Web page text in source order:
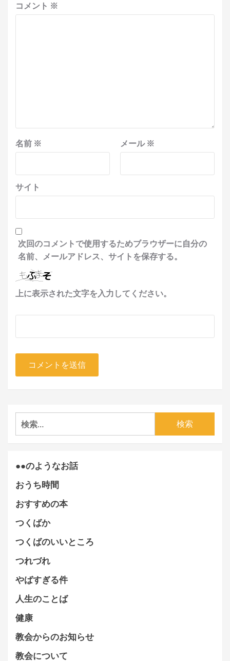
コメント ※
名前 ※ メール ※
サイト
次回のコメントで使用するためブラウザーに自分の
名前、メールアドレス、サイトを保存する。
上に表示された文字を入力してください。
検
索:
●●のようなお話
おうち時間
おすすめの本
つくばか
つくばのいいところ
つれづれ
やばすぎる件
人生のことば
健康
教会からのお知らせ
教会について